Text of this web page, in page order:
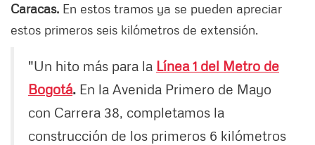
Caracas. En estos tramos ya se pueden apreciar
estos primeros seis kilómetros de extensión.
"Un hito más para la Línea 1 del Metro de
Bogotá. En la Avenida Primero de Mayo
con Carrera 38, completamos la
construcción de los primeros 6 kilómetros